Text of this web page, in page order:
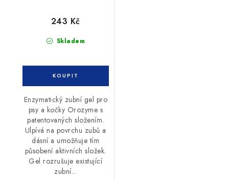
Skladem
243 Kč
Enzymatický zubní gel pro
psy a kočky Orozyme s
patentovaných složením.
Ulpívá na povrchu zubů a
dásní a umožňuje tím
působení aktivních složek.
Gel rozrušuje existující
zubní...